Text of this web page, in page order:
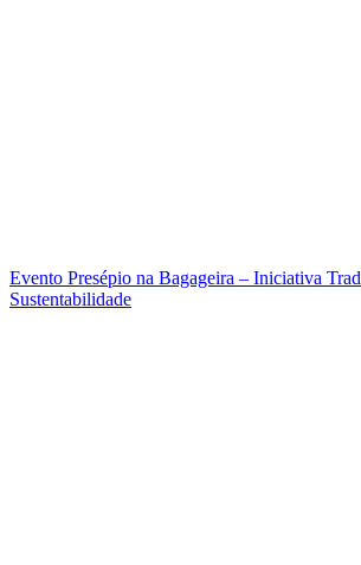
Evento Presépio na Bagageira – Iniciativa
Sustentabilidade